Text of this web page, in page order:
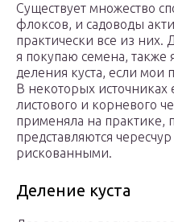
Существует множество
флоксов, и садоводы
практически все из них.
я покупаю семена, также
деления куста, если мои
В некоторых
листового и корневого
применяла на практике,
представляются
рискованными.
Деление куста